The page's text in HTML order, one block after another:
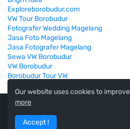
Exploreborobudur.com
VW Tour Borobudur
Fotografer Wedding Magelang
Jasa Foto Magelang
Jasa Fotografer Magelang
Sewa VW Borobudur
VW Borobudur
Borobudur Tour VW
Our website uses cookies to
more
Accept !